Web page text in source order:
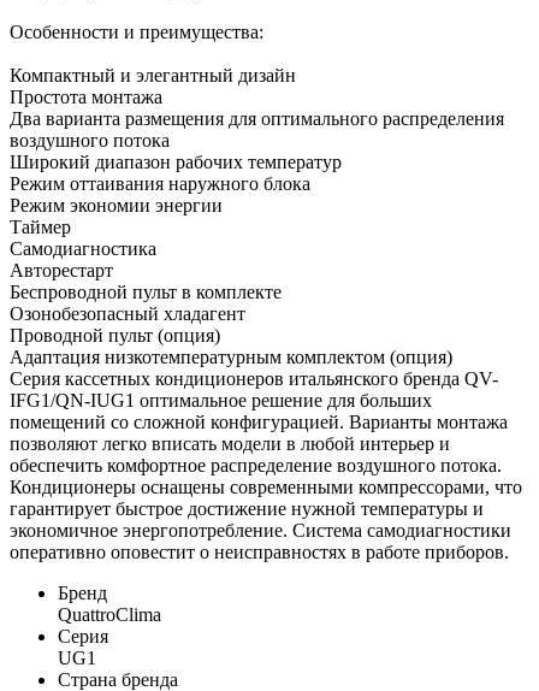
Особенности и преимущества:
Компактный и элегантный дизайн
Простота монтажа
Два варианта размещения для оптимального распределения
воздушного потока
Широкий диапазон рабочих температур
Режим оттаивания наружного блока
Режим экономии энергии
Таймер
Самодиагностика
Авторестарт
Беспроводной пульт в комплекте
Озонобезопасный хладагент
Проводной пульт (опция)
Адаптация низкотемпературным комплектом (опция)
Серия кассетных кондиционеров итальянского бренда QV-
IFG1/QN-IUG1 оптимальное решение для больших
помещений со сложной конфигурацией. Варианты монтажа
позволяют легко вписать модели в любой интерьер и
обеспечить комфортное распределение воздушного потока.
Кондиционеры оснащены современными компрессорами, что
гарантирует быстрое достижение нужной температуры и
экономичное энергопотребление. Система самодиагностики
оперативно оповестит о неисправностях в работе приборов.
Бренд
QuattroClima
Серия
UG1
Страна бренда